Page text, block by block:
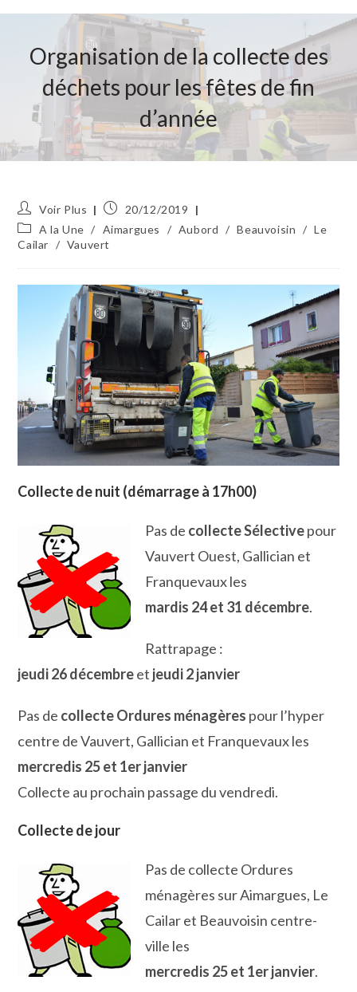
Organisation de la collecte des
déchets pour les fêtes de fin
d’année
Auteur/autrice
de
la
publication :
Voir Plus
Publication
publiée :
20/12/2019
Post
category:
A la Une / Aimargues / Aubord / Beauvoisin / Le
Cailar / Vauvert
Collecte de nuit (démarrage à 17h00)
Pas de collecte Sélectivepour
Vauvert Ouest, Gallician et
Franquevaux les
mardis 24 et 31 décembre.
Rattrapage :
jeudi 26 décembreet jeudi2 janvier
Pas de collecte Ordures ménagères pour l’hyper
centre de Vauvert, Gallician et Franquevaux les
mercredis 25 et 1er janvier
Collecte au prochain passage du vendredi.
Collecte de jour
Pas de collecte Ordures
ménagères sur Aimargues, Le
Cailar et Beauvoisin centre-
ville les
mercredis 25 et 1er janvier.